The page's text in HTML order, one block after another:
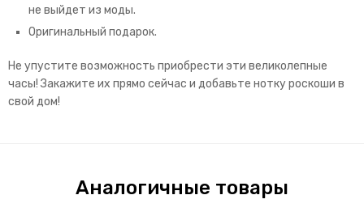
не выйдет из моды.
Оригинальный подарок.
Не упустите возможность приобрести эти великолепные
часы! Закажите их прямо сейчас и добавьте нотку роскоши в
свой дом!
Аналогичные товары